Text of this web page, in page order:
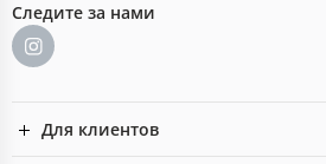
Следите за нами
Для клиентов